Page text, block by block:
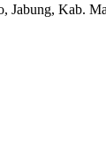
Jabung, Kab.